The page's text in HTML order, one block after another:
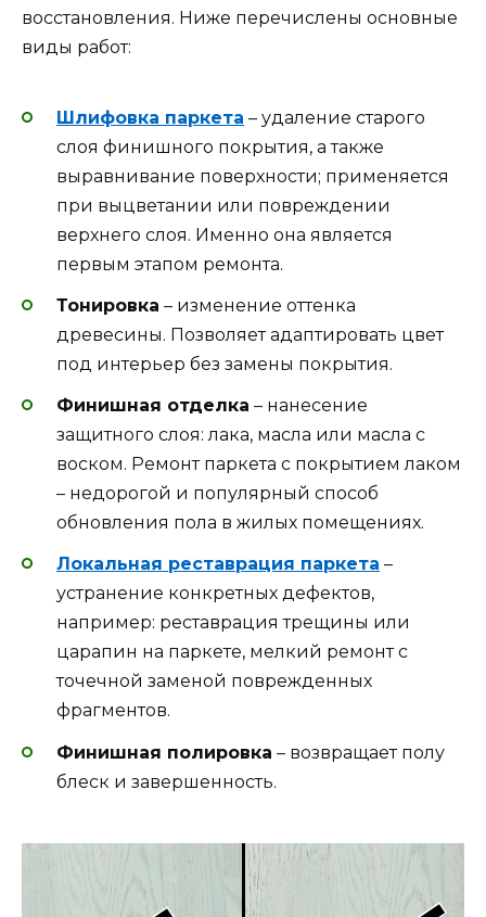
восстановления. Ниже перечислены основные
виды работ:
Шлифовка паркета – удаление старого
слоя финишного покрытия, а также
выравнивание поверхности; применяется
при выцветании или повреждении
верхнего слоя. Именно она является
первым этапом ремонта.
Тонировка – изменение оттенка
древесины. Позволяет адаптировать цвет
под интерьер без замены покрытия.
Финишная отделка – нанесение
защитного слоя: лака, масла или масла с
воском. Ремонт паркета с покрытием лаком
– недорогой и популярный способ
обновления пола в жилых помещениях.
Локальная реставрация паркета –
устранение конкретных дефектов,
например: реставрация трещины или
царапин на паркете, мелкий ремонт с
точечной заменой поврежденных
фрагментов.
Финишная полировка – возвращает полу
блеск и завершенность.